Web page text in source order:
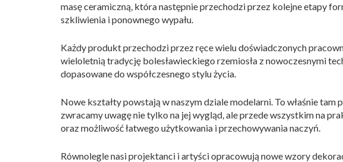
masę ceramiczną, która następnie przechodzi przez kolejne etapy
szkliwienia i ponownego wypału.
Każdy produkt przechodzi przez ręce wielu doświadczonych
wieloletnią tradycję bolesławieckiego rzemiosła z nowoczesnymi
dopasowane do współczesnego stylu życia.
Nowe kształty powstają w naszym dziale modelarni. To właśnie
zwracamy uwagę nie tylko na jej wygląd, ale przede wszystkim na
oraz możliwość łatwego użytkowania i przechowywania naczyń.
Równolegle nasi projektanci i artyści opracowują nowe wzory